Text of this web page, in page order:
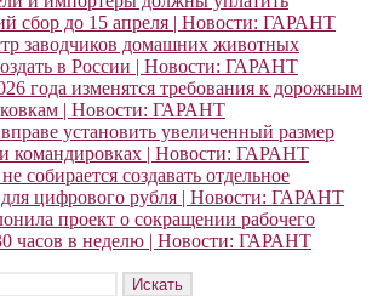
сбор до 15 апреля | Новости: ГАРАНТ
заводчиков домашних животных
в России | Новости: ГАРАНТ
года изменятся требования к дорожным
| Новости: ГАРАНТ
установить увеличенный размер
командировках | Новости: ГАРАНТ
собирается создавать отдельное
цифрового рубля | Новости: ГАРАНТ
проект о сокращении рабочего
часов в неделю | Новости: ГАРАНТ
Искать